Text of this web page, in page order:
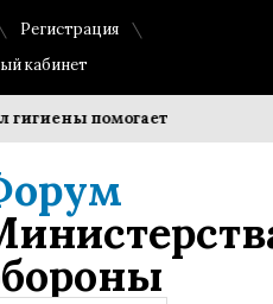
Регистрация
кабинет
помогает сохранить